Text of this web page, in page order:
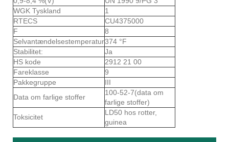
WGK Tyskland
1
RTECS
CU4375000
F
8
Selvantændelsestemperatur374 °F
Stabilitet:
Ja
HS kode
2912 21 00
Fareklasse
9
Pakkegruppe
III
Data om farlige stoffer
100-52-7(data om
farlige stoffer)
Toksicitet
LD50 hos rotter,
guinea